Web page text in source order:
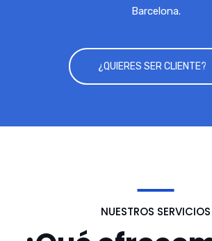
Barcelona.
¿QUIERES SER CLIENTE?
NUESTROS SERVICIOS